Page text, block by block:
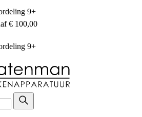
9+
€ 100,00
9+